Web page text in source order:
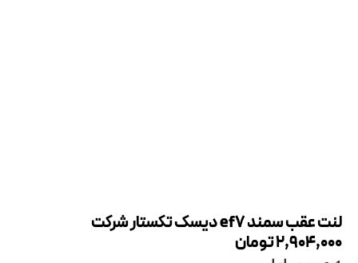
لنت عقب سمند ef7 دیسک تکستار شرکت
2,904,000تومان